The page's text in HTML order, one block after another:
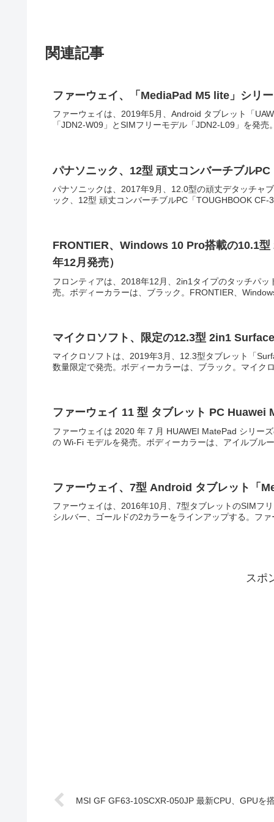
関連記事
ファーウェイ、「MediaPad M5 lite」シリ
ファーウェイは、2019年5月、Android タブレット「
「JDN2-W09」とSIMフリーモデル「JDN2-L09」を発
パナソニック、12型 頑丈コンバーチブル
パナソニックは、2017年9月、12.0型の頑丈デタッチャ
ック、12型 頑丈コンバーチブルPC「TOUGHBOOK
FRONTIER、Windows 10 Pro搭載の10.1
年12月発売）
フロンティアは、2018年12月、2in1タイプのタッチパ
売。ボディーカラーは、ブラック。FRONTIER、
マイクロソフト、限定の12.3型 2in1
マイクロソフトは、2019年3月、12.3型タブレット「
数量限定で発売。ボディーカラーは、ブラック。マイク
ファーウェイ 11 型 タブレット PC Huawei
ファーウェイは 2020 年 7 月 HUAWEI MatePad シリー
の Wi-Fi モデルを発売。ボディーカラーは、アイルブル
ファーウェイ、7型 Android タブレット「
ファーウェイは、2016年10月、7型タブレットのSIMフ
シルバー、ゴールドの2カラーをラインアップする。フ
スポ
MSI GF GF63-10SCXR-050JP 最新CPU、GPUを